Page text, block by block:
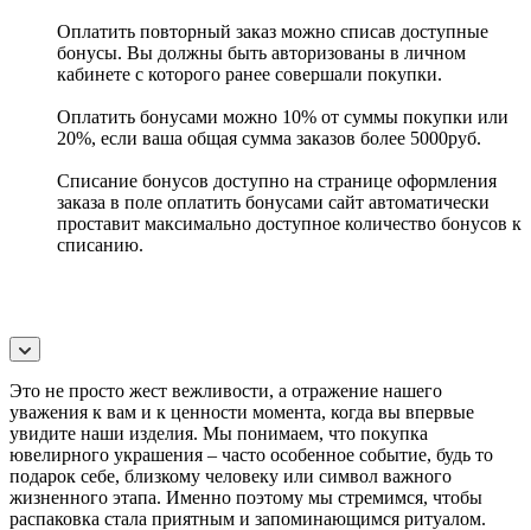
Оплатить повторный заказ можно списав доступные
бонусы. Вы должны быть авторизованы в личном
кабинете с которого ранее совершали покупки.
Оплатить бонусами можно 10% от суммы покупки или
20%, если ваша общая сумма заказов более 5000руб.
Списание бонусов доступно на странице оформления
заказа в поле оплатить бонусами сайт автоматически
проставит максимально доступное количество бонусов к
списанию.
Это не просто жест вежливости, а отражение нашего
уважения к вам и к ценности момента, когда вы впервые
увидите наши изделия. Мы понимаем, что покупка
ювелирного украшения – часто особенное событие, будь то
подарок себе, близкому человеку или символ важного
жизненного этапа. Именно поэтому мы стремимся, чтобы
распаковка стала приятным и запоминающимся ритуалом.